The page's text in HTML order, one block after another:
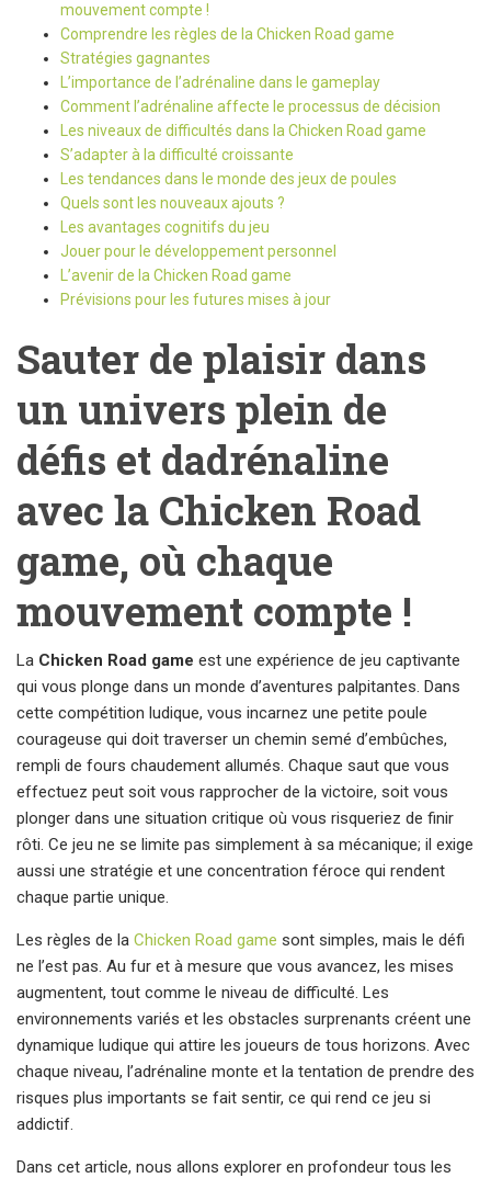
mouvement compte !
Comprendre les règles de la Chicken Road game
Stratégies gagnantes
L’importance de l’adrénaline dans le gameplay
Comment l’adrénaline affecte le processus de décision
Les niveaux de difficultés dans la Chicken Road game
S’adapter à la difficulté croissante
Les tendances dans le monde des jeux de poules
Quels sont les nouveaux ajouts ?
Les avantages cognitifs du jeu
Jouer pour le développement personnel
L’avenir de la Chicken Road game
Prévisions pour les futures mises à jour
Sauter de plaisir dans
un univers plein de
défis et dadrénaline
avec la Chicken Road
game, où chaque
mouvement compte !
La Chicken Road game est une expérience de jeu captivante
qui vous plonge dans un monde d’aventures palpitantes. Dans
cette compétition ludique, vous incarnez une petite poule
courageuse qui doit traverser un chemin semé d’embûches,
rempli de fours chaudement allumés. Chaque saut que vous
effectuez peut soit vous rapprocher de la victoire, soit vous
plonger dans une situation critique où vous risqueriez de finir
rôti. Ce jeu ne se limite pas simplement à sa mécanique; il exige
aussi une stratégie et une concentration féroce qui rendent
chaque partie unique.
Les règles de la Chicken Road game sont simples, mais le défi
ne l’est pas. Au fur et à mesure que vous avancez, les mises
augmentent, tout comme le niveau de difficulté. Les
environnements variés et les obstacles surprenants créent une
dynamique ludique qui attire les joueurs de tous horizons. Avec
chaque niveau, l’adrénaline monte et la tentation de prendre des
risques plus importants se fait sentir, ce qui rend ce jeu si
addictif.
Dans cet article, nous allons explorer en profondeur tous les